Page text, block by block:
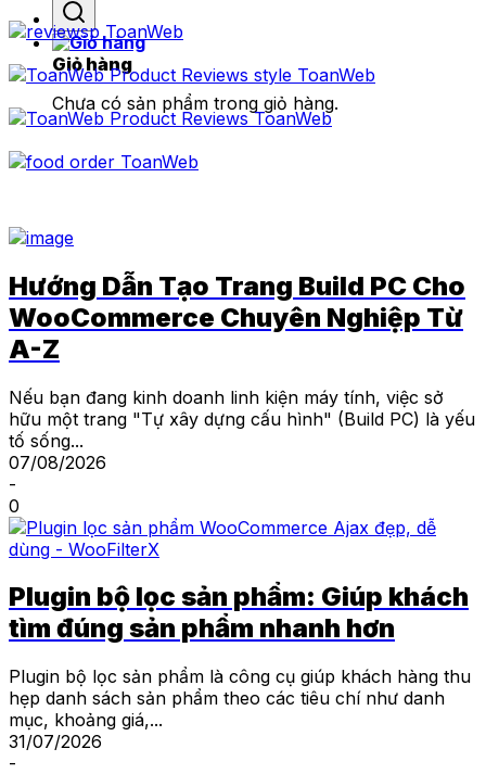
Giỏ hàng
Chưa có sản phẩm trong giỏ hàng.
ToanWeb
ToanWeb
ToanWeb
ToanWeb
Hướng Dẫn Tạo Trang Build PC Cho
WooCommerce Chuyên Nghiệp Từ
A-Z
Nếu bạn đang kinh doanh linh kiện máy tính, việc sở
hữu một trang "Tự xây dựng cấu hình" (Build PC) là yếu
tố sống...
07/08/2026
-
0
Plugin bộ lọc sản phẩm: Giúp khách
tìm đúng sản phẩm nhanh hơn
Plugin bộ lọc sản phẩm là công cụ giúp khách hàng thu
hẹp danh sách sản phẩm theo các tiêu chí như danh
mục, khoảng giá,...
31/07/2026
-